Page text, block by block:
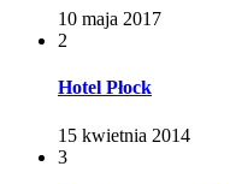
10 maja 2017
2
Hotel Płock
15 kwietnia 2014
3